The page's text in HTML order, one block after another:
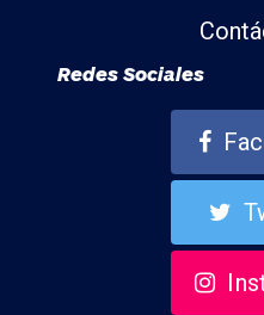
Redes Sociales